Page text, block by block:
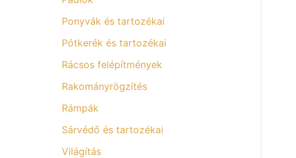
Ponyvák és tartozékai
Pótkerék és tartozékai
Rácsos felépítmények
Rakományrögzítés
Rámpák
Sárvédő és tartozékai
Világítás